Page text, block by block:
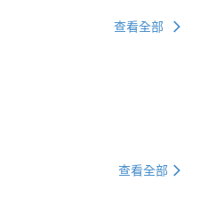
查看全部
查看全部